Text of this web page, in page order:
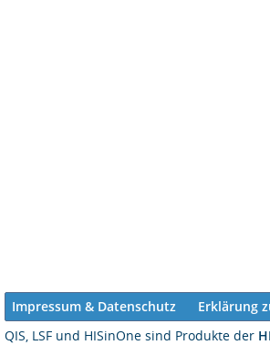
Impressum & Datenschutz
Erklärung
QIS, LSF und HISinOne sind Produkte der